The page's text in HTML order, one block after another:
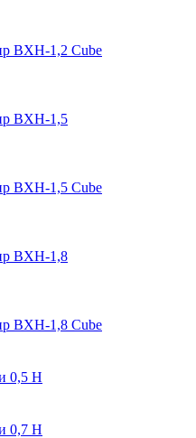
ВХН-1,2 Cube
ВХН-1,5
ВХН-1,5 Cube
ВХН-1,8
ВХН-1,8 Cube
0,5 Н
0,7 Н